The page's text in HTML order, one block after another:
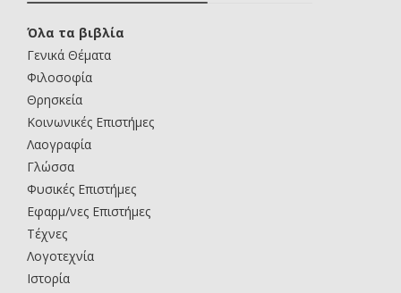
Όλα τα βιβλία
Γενικά Θέματα
Φιλοσοφία
Θρησκεία
Κοινωνικές Επιστήμες
Λαογραφία
Γλώσσα
Φυσικές Επιστήμες
Εφαρμ/νες Επιστήμες
Τέχνες
Λογοτεχνία
Ιστορία